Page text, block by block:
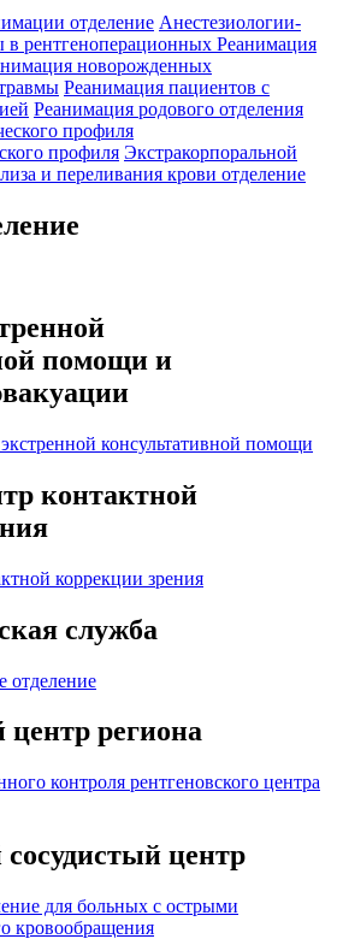
отделение Анестезиологии-
в рентгеноперационных Реанимация
новорожденных
Реанимация пациентов с
Реанимация родового отделения
профиля
профиля Экстракорпоральной
и переливания крови отделение
помощи и
консультативной помощи
контактной
коррекции зрения
служба
отделение
центр региона
контроля рентгеновского центра
центр
для больных с острыми
кровообращения